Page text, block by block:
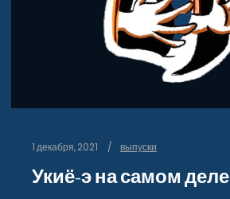
1 декабря, 2021 выпуски
Укиё-э на самом деле